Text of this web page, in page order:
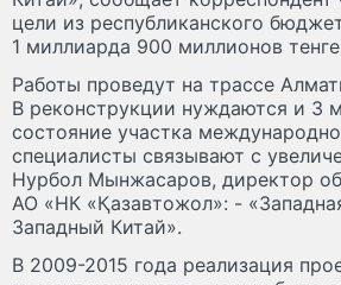
цели из республиканского
1 миллиарда 900 миллионов
Работы проведут на трассе
В реконструкции нуждаются и 3
состояние участка
специалисты связывают с
Нурбол Мынжасаров, директор
АО «НК «Қазавтожол»: -
Западный Китай».
В 2009-2015 года реализация